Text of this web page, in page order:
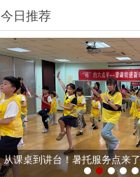
今日推荐